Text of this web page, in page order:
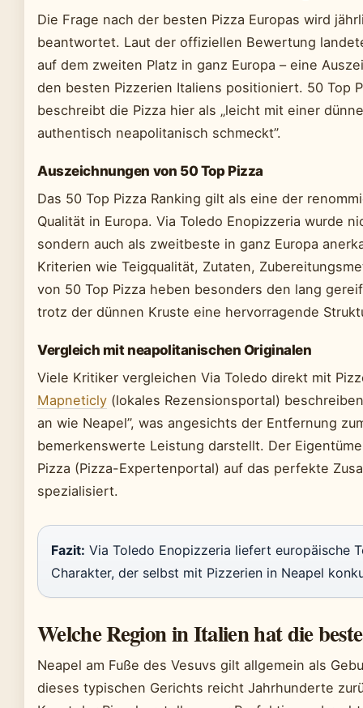
Die Frage nach der besten Pizza Europas wird
beantwortet. Laut der offiziellen Bewertung
auf dem zweiten Platz in ganz Europa – eine
den besten Pizzerien Italiens positioniert. 50 Top
beschreibt die Pizza hier als „leicht mit einer
authentisch neapolitanisch schmeckt”.
Auszeichnungen von 50 Top Pizza
Das 50 Top Pizza Ranking gilt als eine der
Qualität in Europa. Via Toledo Enopizzeria wurde
sondern auch als zweitbeste in ganz Europa
Kriterien wie Teigqualität, Zutaten,
von 50 Top Pizza heben besonders den lang
trotz der dünnen Kruste eine hervorragende
Vergleich mit neapolitanischen Originalen
Viele Kritiker vergleichen Via Toledo direkt mit
Mapneticly (lokales Rezensionsportal)
an wie Neapel”, was angesichts der Entfernung
bemerkenswerte Leistung darstellt. Der
Pizza (Pizza-Expertenportal) auf das perfekte
spezialisiert.
Fazit: Via Toledo Enopizzeria liefert europäische
Charakter, der selbst mit Pizzerien in Neapel
Welche Region in Italien hat die
Neapel am Fuße des Vesuvs gilt allgemein als
dieses typischen Gerichts reicht Jahrhunderte